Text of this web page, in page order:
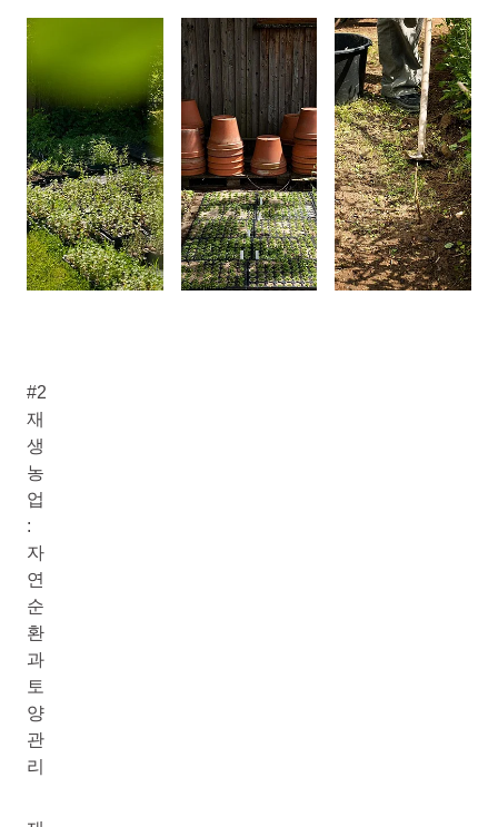
#2
재
생
농
업
:
자
연
순
환
과
토
양
관
리